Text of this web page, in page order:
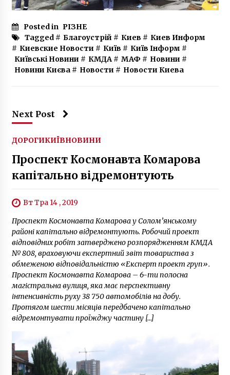
6 років ago
Де у Києві проходитимуть продуктові
ярмарки 10-15 лютого
6 місяців ago
8 років ago
СБУ проводить обшуки в офісі
Posted in РІЗНЕ
Tagged # Благоустрій # Киев # Киев Информ
# Киевские Новости # Київ # Київ Інформ #
Київські Новини # КМДА# МАФ # Новини #
Новини Києва# Новости # Новости Киева
Next Post
ДОРОГИКИЇВНОВИНИ
Проспект Космонавта Комарова
капітально відремонтують
Вт Тра 14 , 2019
Проспект Космонавта Комарова у Солом’янському
районі капітально відремонтують. Робочий проект
відповідних робіт затверджено розпорядженням КМДА
№ 808, враховуючи експертний звіт товариства з
обмеженою відповідальністю «Експерт проект груп».
Проспект Космонавта Комарова – 6-ти полосна
магістральна вулиця, яка має перспективну
інтенсивність руху 38 750 автомобілів на добу.
Протягом шести місяців передбачено капітально
відремонтувати проїжджу частину […]